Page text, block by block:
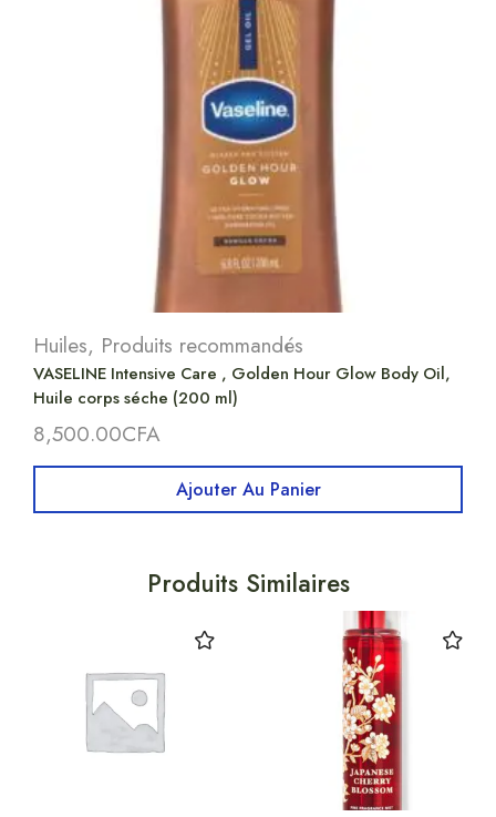
Huiles, Produits recommandés
VASELINE Intensive Care , Golden Hour Glow Body Oil,
Huile corps séche (200 ml)
8,500.00CFA
Ajouter Au Panier
Produits Similaires